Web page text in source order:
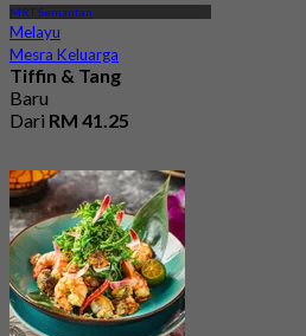
MRT Semantan
Melayu
Mesra Keluarga
Tiffin & Tang
Baru
Dari RM 41.25